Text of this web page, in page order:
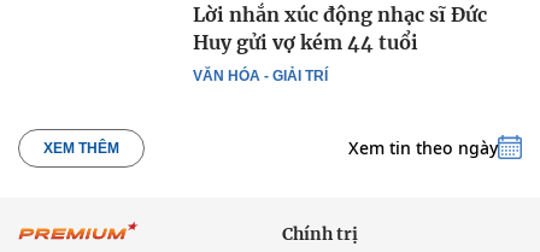
VĂN HÓA - GIẢI TRÍ
Lời nhắn xúc động nhạc sĩ Đức
Huy gửi vợ kém 44 tuổi
XEM THÊM Xem tin theo ngày
Chính trị